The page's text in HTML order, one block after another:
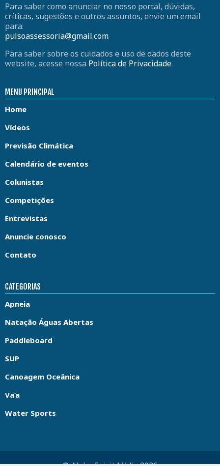
Para saber como anunciar no nosso portal, dúvidas,
críticas, sugestões e outros assuntos, envie um email
para:
pulsoassessoria@gmail.com
Para saber sobre os cuidados e uso de dados deste
website, acesse nossa Política de Privacidade.
MENU PRINCIPAL
Home
Vídeos
Previsão Climática
Calendário de eventos
Colunistas
Competições
Entrevistas
Anuncie conosco
Contato
CATEGORIAS
Apneia
Natação Águas Abertas
Paddleboard
SUP
Canoagem Oceânica
Va’a
Water Sports